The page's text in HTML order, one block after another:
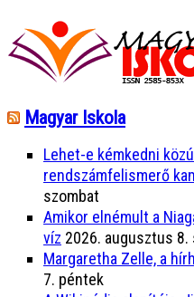
Magyar Iskola
Lehet-e kémkedni
rendszámfelismerő
szombat
Amikor elnémult a
víz 2026. augusztus 8.
Margaretha Zelle, a
7. péntek